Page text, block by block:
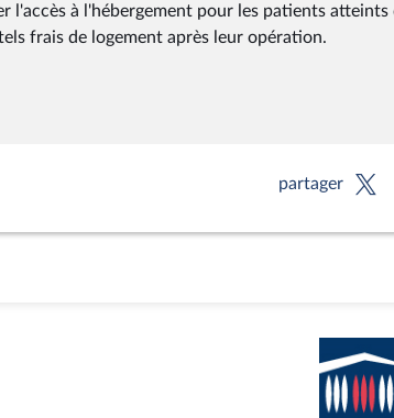
l'accès à l'hébergement pour les patients
frais de logement après leur opération.
partager